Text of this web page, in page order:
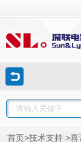
首页 >技术支持 >喜